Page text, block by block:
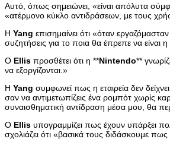
Αυτό, όπως σημειώνει, «είναι απόλυτα
«ατέρμονο κύκλο αντιδράσεων, με τους
Η Yang επισημαίνει ότι «όταν
συζητήσεις για το ποια θα έπρεπε να
Ο Ellis προσθέτει ότι η **Nintendo**
να εξοργίζονται.»
Η Yang συμφωνεί πως η εταιρεία δεν
σαν να αντιμετωπίζεις ένα ρομπότ χωρίς
συναισθηματική αντίδραση μέσα μου, θα
Ο Ellis υπογραμμίζει πως έχουν υπάρξει
σχολιάζει ότι «βασικά τους διδάσκουμε